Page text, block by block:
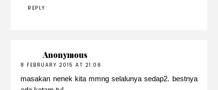
REPLY
Anonymous
8 FEBRUARY 2015 AT 21:06
masakan nenek kita mmng selalunya sedap2. bestnya